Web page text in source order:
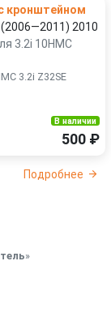
кронштейном
2010
3.2i 10HMC
3.2i Z32SE
В наличии
500 ₽
Подробнее
»